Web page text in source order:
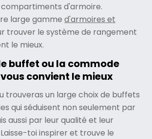
compartiments d'armoire.
large gamme d'armoires et
trouver le système de rangement
le mieux.
buffet ou la commode
convient le mieux
trouveras un large choix de buffets
qui séduisent non seulement par
aussi par leur qualité et leur
toi inspirer et trouve le